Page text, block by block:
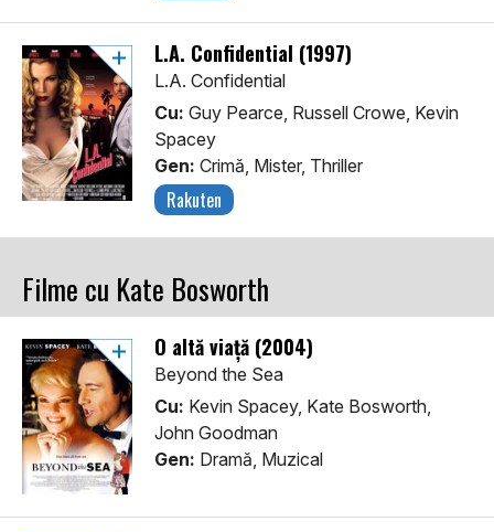
L.A. Confidential (1997)
L.A. Confidential
Cu: Guy Pearce, Russell Crowe, Kevin
Spacey
Gen: Crimă, Mister, Thriller
Rakuten
Filme cu Kate Bosworth
O altă viaţă (2004)
Beyond the Sea
Cu: Kevin Spacey, Kate Bosworth,
John Goodman
Gen: Dramă, Muzical